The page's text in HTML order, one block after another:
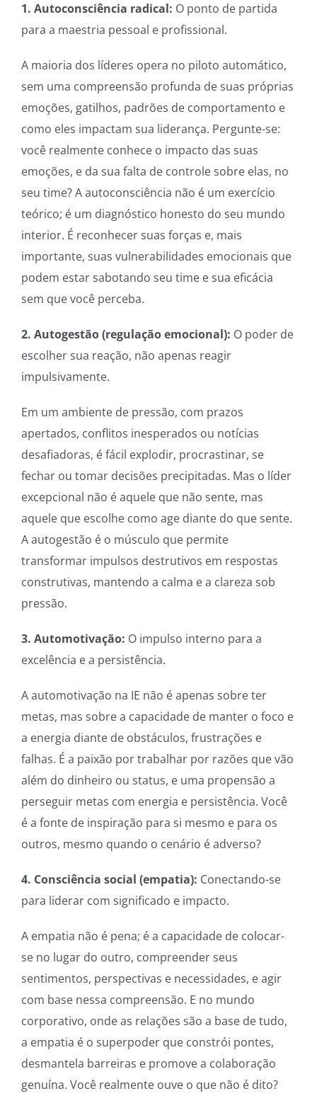
1. Autoconsciência radical: O ponto de partida
para a maestria pessoal e profissional.
A maioria dos líderes opera no piloto automático,
sem uma compreensão profunda de suas próprias
emoções, gatilhos, padrões de comportamento e
como eles impactam sua liderança. Pergunte-se:
você realmente conhece o impacto das suas
emoções, e da sua falta de controle sobre elas, no
seu time? A autoconsciência não é um exercício
teórico; é um diagnóstico honesto do seu mundo
interior. É reconhecer suas forças e, mais
importante, suas vulnerabilidades emocionais que
podem estar sabotando seu time e sua eficácia
sem que você perceba.
2. Autogestão (regulação emocional): O poder de
escolher sua reação, não apenas reagir
impulsivamente.
Em um ambiente de pressão, com prazos
apertados, conflitos inesperados ou notícias
desafiadoras, é fácil explodir, procrastinar, se
fechar ou tomar decisões precipitadas. Mas o líder
excepcional não é aquele que não sente, mas
aquele que escolhe como age diante do que sente.
A autogestão é o músculo que permite
transformar impulsos destrutivos em respostas
construtivas, mantendo a calma e a clareza sob
pressão.
3. Automotivação: O impulso interno para a
excelência e a persistência.
A automotivação na IE não é apenas sobre ter
metas, mas sobre a capacidade de manter o foco e
a energia diante de obstáculos, frustrações e
falhas. É a paixão por trabalhar por razões que vão
além do dinheiro ou status, e uma propensão a
perseguir metas com energia e persistência. Você
é a fonte de inspiração para si mesmo e para os
outros, mesmo quando o cenário é adverso?
4. Consciência social (empatia): Conectando-se
para liderar com significado e impacto.
A empatia não é pena; é a capacidade de colocar-
se no lugar do outro, compreender seus
sentimentos, perspectivas e necessidades, e agir
com base nessa compreensão. E no mundo
corporativo, onde as relações são a base de tudo,
a empatia é o superpoder que constrói pontes,
desmantela barreiras e promove a colaboração
genuína. Você realmente ouve o que não é dito?